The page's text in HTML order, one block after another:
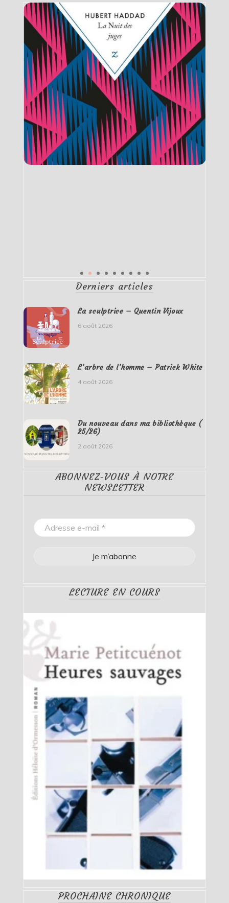
Derniers articles
La sculptrice – Quentin Vijoux
6 août 2026
L’arbre de l’homme – Patrick White
4 août 2026
Du nouveau dans ma bibliothèque (
25/26)
2 août 2026
ABONNEZ-VOUS À NOTRE
NEWSLETTER
LECTURE EN COURS
PROCHAINE CHRONIQUE